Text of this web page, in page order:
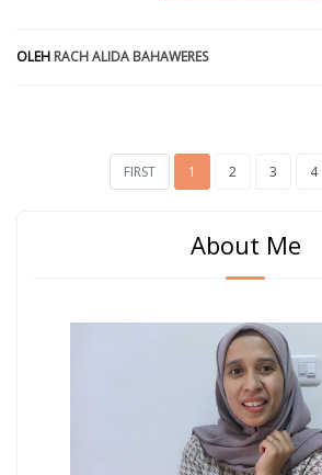
OLEH RACH ALIDA BAHAWERES
FIRST 1 2 3 4
About Me